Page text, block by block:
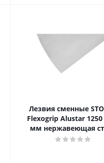
Лезвия сменные
Flexogrip Alustar 1250
мм нержавеющая